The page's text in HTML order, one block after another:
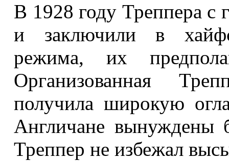
В 1928 году Треппера с
и заключили в
режима, их
Организованная
получила широкую
Англичане вынуждены
Треппер не избежал